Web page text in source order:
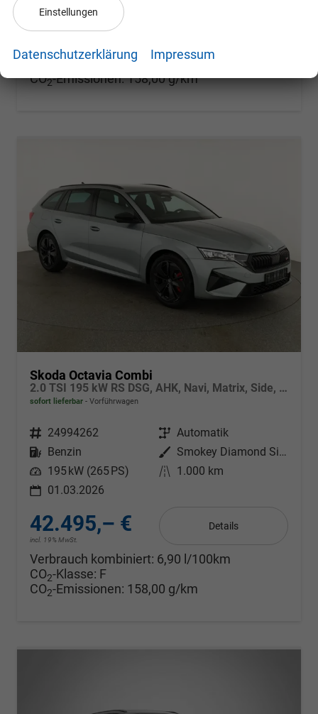
41.948,– €
incl. 19% MwSt.
Verbrauch kombiniert:6,90 l/100km
CO -Klasse: F
CO2-Emissionen:158,00 g/km
Skoda Octavia Combi
2.0 TSI 195 kW RS DSG, AHK, Navi, Matrix, Side, Winter, 5 J.-Garantie
sofort lieferbar Vorführwagen
Fahrzeugnr. 24994262 Getriebe Automatik
Kraftstoff
Benzin Außenfarbe
Smokey Diamond Silver Metallic
Leistung 195 kW (265 PS) Kilometerstand 1.000 km
01.03.2026
42.495,– €
incl. 19% MwSt.
Details
Verbrauch kombiniert: 6,90 l/100km
CO2-Klasse: F
CO2-Emissionen: 158,00 g/km
Einstellungen
Datenschutzerklärung Impressum